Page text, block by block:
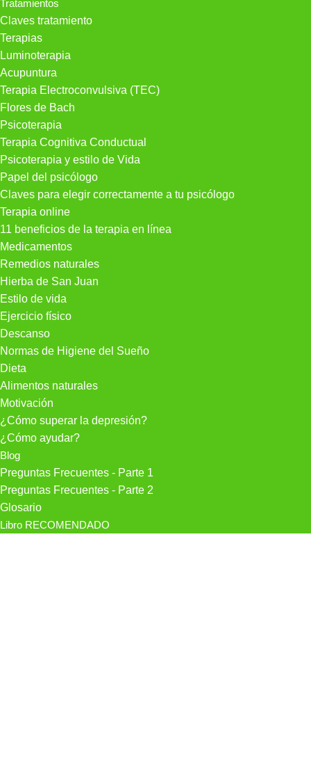
Tratamientos
Claves tratamiento
Terapias
Luminoterapia
Acupuntura
Terapia Electroconvulsiva (TEC)
Flores de Bach
Psicoterapia
Terapia Cognitiva Conductual
Psicoterapia y estilo de Vida
Papel del psicólogo
Claves para elegir correctamente a tu psicólogo
Terapia online
11 beneficios de la terapia en línea
Medicamentos
Remedios naturales
Hierba de San Juan
Estilo de vida
Ejercicio físico
Descanso
Normas de Higiene del Sueño
Dieta
Alimentos naturales
Motivación
¿Cómo superar la depresión?
¿Cómo ayudar?
Blog
Preguntas Frecuentes - Parte 1
Preguntas Frecuentes - Parte 2
Glosario
Libro RECOMENDADO